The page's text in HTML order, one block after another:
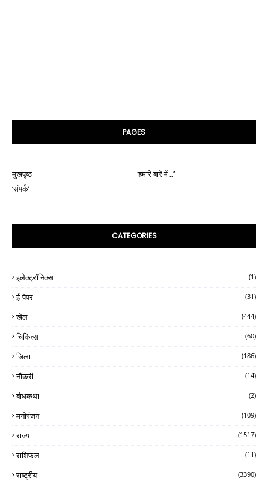
PAGES
मुखपृष्ठ
‘हमारे बारे में...’
‘संपर्क’
CATEGORIES
इलेक्ट्रॉनिक्स (1)
ई-पेपर (31)
खेल (444)
चिकित्सा (60)
जिला (186)
नौकरी (14)
बोधकथा (2)
मनोरंजन (109)
राज्य (1517)
राशिफल (11)
राष्ट्रीय (3390)